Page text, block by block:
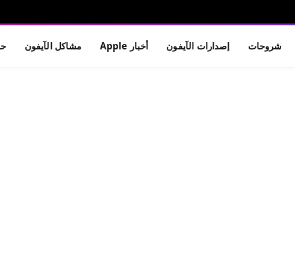
شروحات إصدارات الآيفون أخبار Apple مشاكل الآيفون